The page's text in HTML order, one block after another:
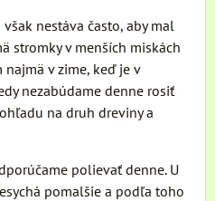
nestáva často, aby mal
stromky v menších miskách
v zime, keď je v
nezabúdame denne rosiť
na druh dreviny a
polievať denne. U
pomalšie a podľa toho